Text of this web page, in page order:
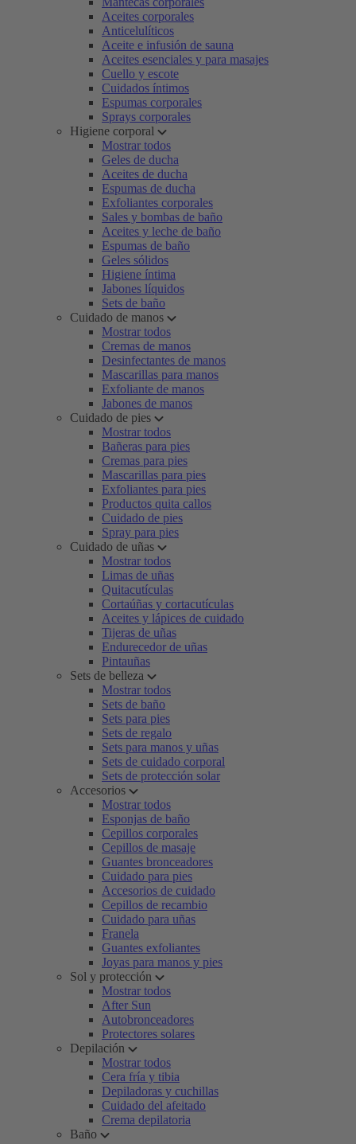
Aceites corporales
Anticelulíticos
Aceite e infusión de sauna
Aceites esenciales y para masajes
Cuello y escote
Cuidados íntimos
Espumas corporales
Sprays corporales
Higiene corporal
Mostrar todos
Geles de ducha
Aceites de ducha
Espumas de ducha
Exfoliantes corporales
Sales y bombas de baño
Aceites y leche de baño
Espumas de baño
Geles sólidos
Higiene íntima
Jabones líquidos
Sets de baño
Cuidado de manos
Mostrar todos
Cremas de manos
Desinfectantes de manos
Mascarillas para manos
Exfoliante de manos
Jabones de manos
Cuidado de pies
Mostrar todos
Bañeras para pies
Cremas para pies
Mascarillas para pies
Exfoliantes para pies
Productos quita callos
Cuidado de pies
Spray para pies
Cuidado de uñas
Mostrar todos
Limas de uñas
Quitacutículas
Cortaúñas y cortacutículas
Aceites y lápices de cuidado
Tijeras de uñas
Endurecedor de uñas
Pintauñas
Sets de belleza
Mostrar todos
Sets de baño
Sets para pies
Sets de regalo
Sets para manos y uñas
Sets de cuidado corporal
Sets de protección solar
Accesorios
Mostrar todos
Esponjas de baño
Cepillos corporales
Cepillos de masaje
Guantes bronceadores
Cuidado para pies
Accesorios de cuidado
Cepillos de recambio
Cuidado para uñas
Franela
Guantes exfoliantes
Joyas para manos y pies
Sol y protección
Mostrar todos
After Sun
Autobronceadores
Protectores solares
Depilación
Mostrar todos
Cera fría y tibia
Depiladoras y cuchillas
Cuidado del afeitado
Crema depilatoria
Baño